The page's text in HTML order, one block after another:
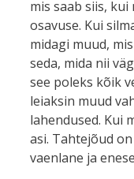
mis saab siis,
osavuse. Kui
midagi muud,
seda, mida nii
see poleks kõik
leiaksin muud
lahendused. Kui
asi. Tahtejõud
vaenlane ja